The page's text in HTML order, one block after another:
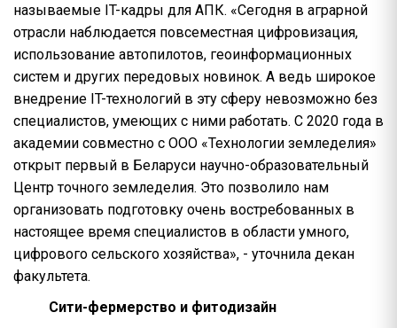
называемые IT-кадры для АПК. «Сегодня в аграрной
отрасли наблюдается повсеместная цифровизация,
использование автопилотов, геоинформационных
систем и других передовых новинок. А ведь широкое
внедрение IT-технологий в эту сферу невозможно без
специалистов, умеющих с ними работать. С 2020 года в
академии совместно с ООО «Технологии земледелия»
открыт первый в Беларуси научно-образовательный
Центр точного земледелия. Это позволило нам
организовать подготовку очень востребованных в
настоящее время специалистов в области умного,
цифрового сельского хозяйства», - уточнила декан
факультета.
Сити-фермерство и фитодизайн